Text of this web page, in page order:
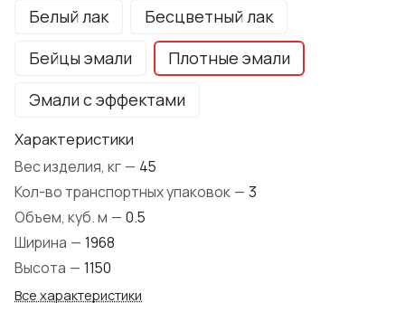
Белый лак
Бесцветный лак
Бейцы эмали
Плотные эмали
Эмали с эффектами
Характеристики
Вес изделия, кг — 45
Кол-во транспортных упаковок — 3
Объем, куб. м — 0.5
Ширина — 1968
Высота — 1150
Все характеристики